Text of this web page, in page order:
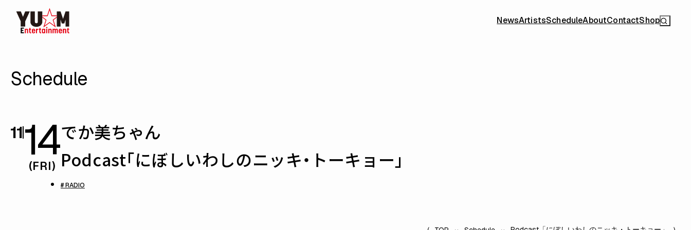
NewsArtistsScheduleAboutContactShop
Schedule
1114
(FRI)
でか美ちゃん
Podcast「にぼしいわしのニッキ・トーキョー」
# RADIO